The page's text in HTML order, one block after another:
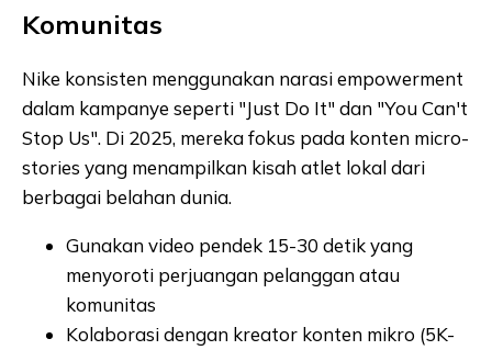
Komunitas
Nike konsisten menggunakan narasi empowerment
dalam kampanye seperti "Just Do It" dan "You Can't
Stop Us". Di 2025, mereka fokus pada konten micro-
stories yang menampilkan kisah atlet lokal dari
berbagai belahan dunia.
Gunakan video pendek 15-30 detik yang
menyoroti perjuangan pelanggan atau
komunitas
Kolaborasi dengan kreator konten mikro (5K-